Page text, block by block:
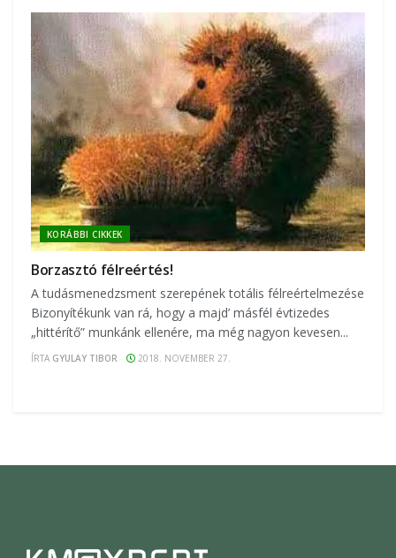
KORÁBBI CIKKEK
Borzasztó félreértés!
A tudásmenedzsment szerepének totális félreértelmezése
Bizonyítékunk van rá, hogy a majd’ másfél évtizedes
„hittérítő” munkánk ellenére, ma még nagyon kevesen...
ÍRTA GYULAY TIBOR 2018. NOVEMBER 27.